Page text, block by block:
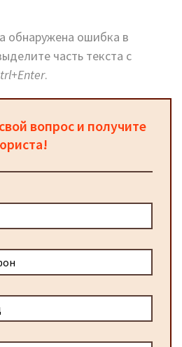
обнаружена ошибка в
часть текста с
.
вопрос и получите